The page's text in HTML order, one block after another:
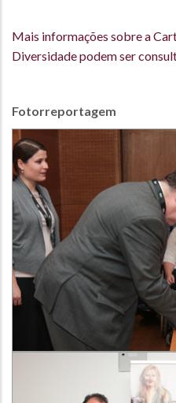
Mais informações sobre a
Diversidade podem ser
Fotorreportagem